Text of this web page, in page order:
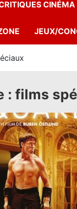
CINÉMA
JEUX/
: films